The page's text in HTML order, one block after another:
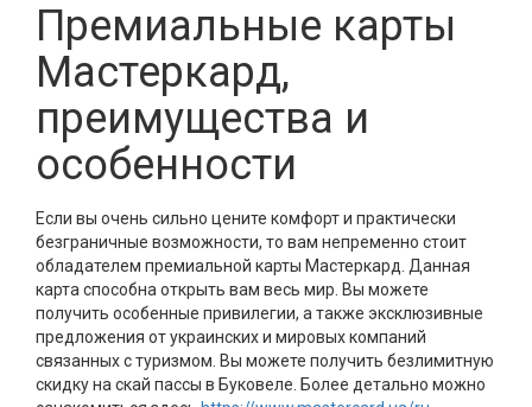
Премиальные карты
Мастеркард,
преимущества и
особенности
Если вы очень сильно цените комфорт и практически
безграничные возможности, то вам непременно стоит
обладателем премиальной карты Мастеркард. Данная
карта способна открыть вам весь мир. Вы можете
получить особенные привилегии, а также эксклюзивные
предложения от украинских и мировых компаний
связанных с туризмом. Вы можете получить безлимитную
скидку на скай пассы в Буковеле. Более детально можно